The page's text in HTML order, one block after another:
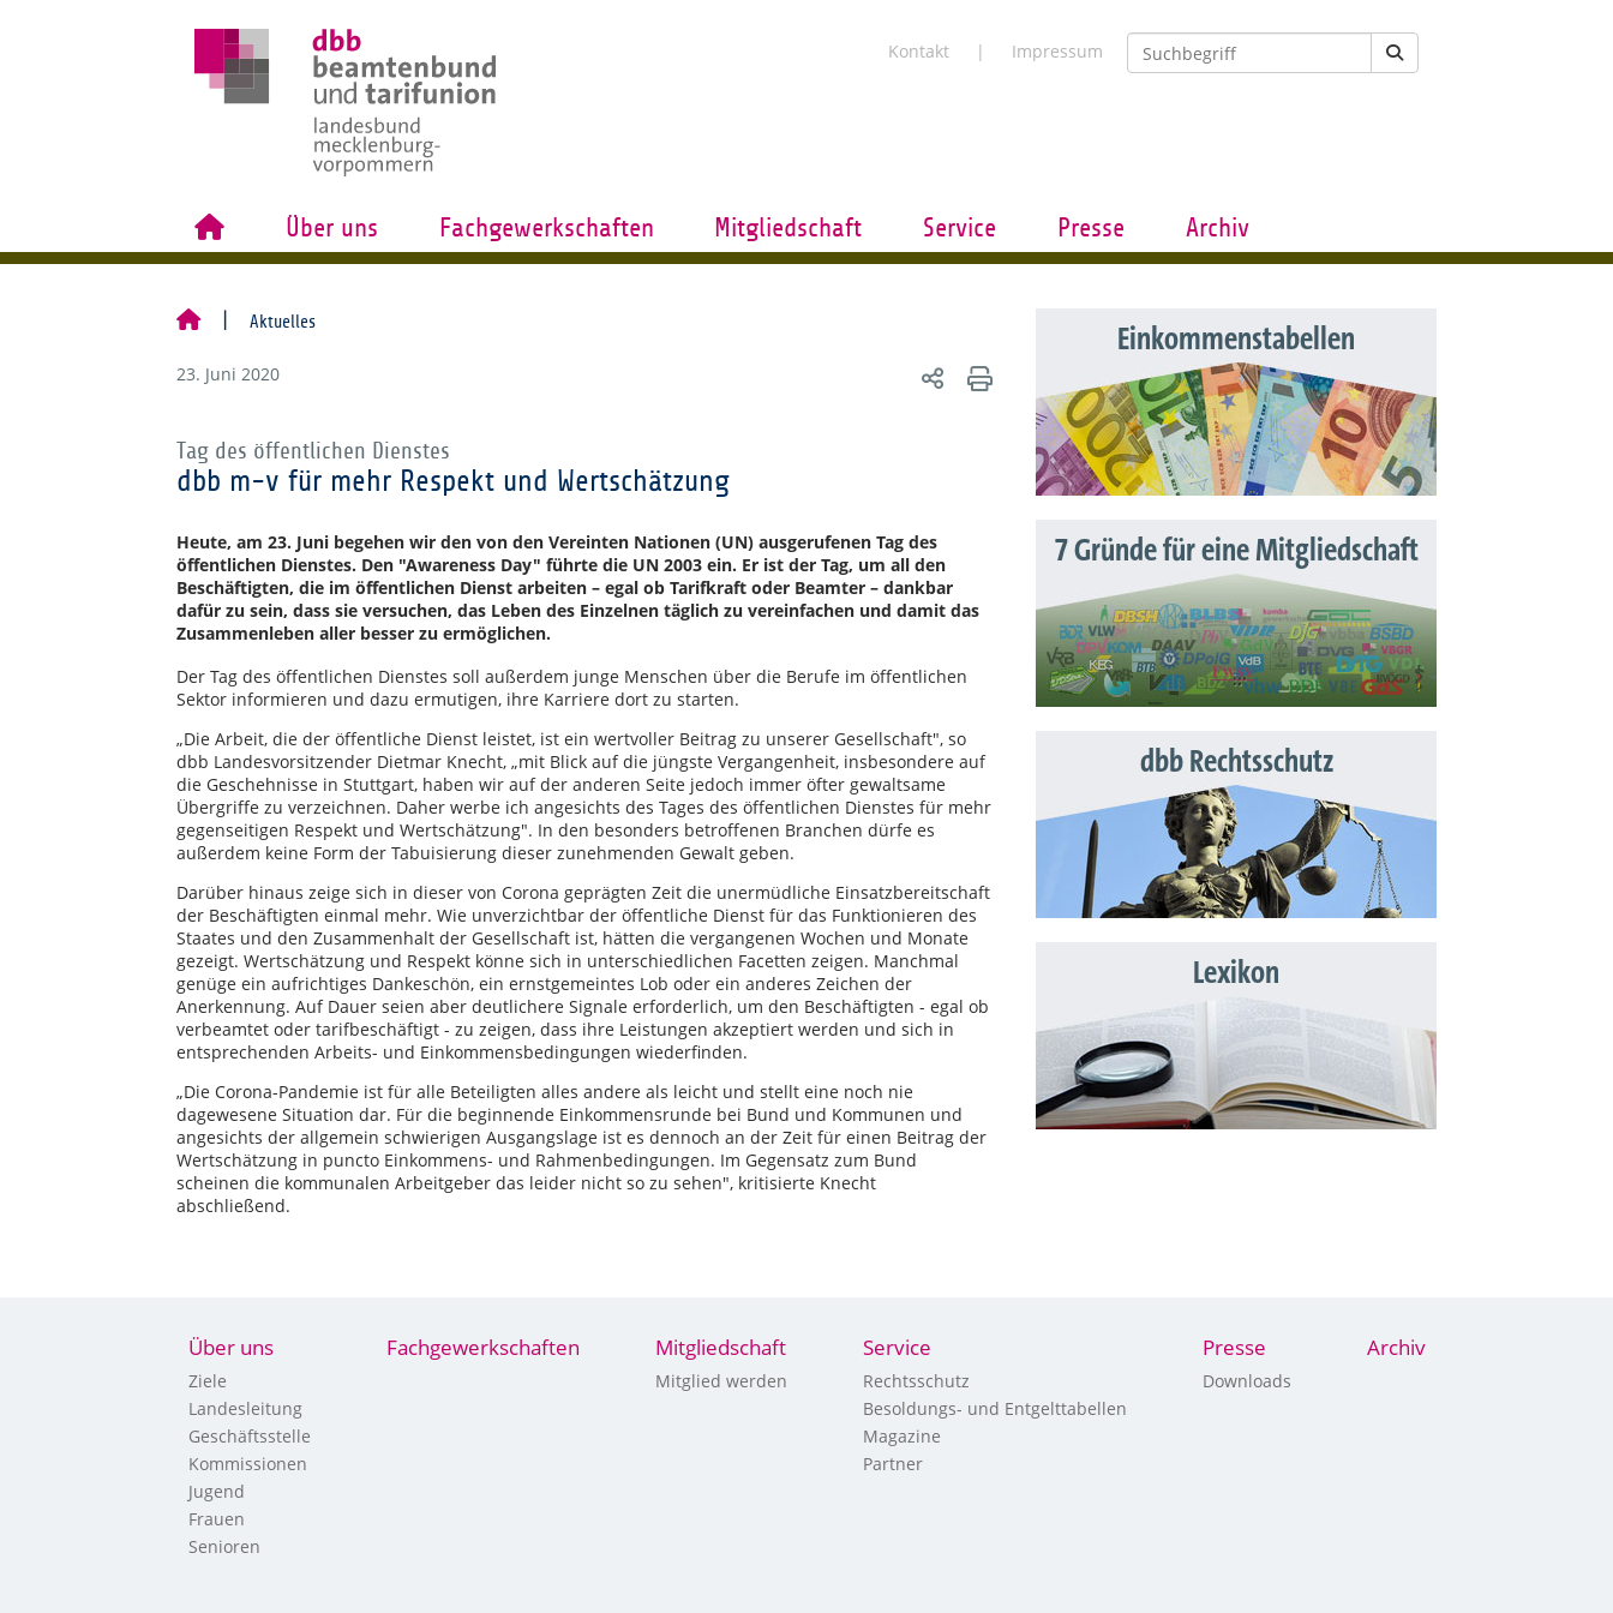
Kontakt Impressum
Über uns Fachgewerkschaften Mitgliedschaft Service Presse Archiv
Aktuelles
23. Juni 2020
Tag des öffentlichen Dienstes
dbb m-v für mehr Respekt und Wertschätzung
Heute, am 23. Juni begehen wir den von den Vereinten Nationen (UN) ausgerufenen Tag des
öffentlichen Dienstes. Den "Awareness Day" führte die UN 2003 ein. Er ist der Tag, um all den
Beschäftigten, die im öffentlichen Dienst arbeiten – egal ob Tarifkraft oder Beamter – dankbar
dafür zu sein, dass sie versuchen, das Leben des Einzelnen täglich zu vereinfachen und damit das
Zusammenleben aller besser zu ermöglichen.
Der Tag des öffentlichen Dienstes soll außerdem junge Menschen über die Berufe im öffentlichen
Sektor informieren und dazu ermutigen, ihre Karriere dort zu starten.
„Die Arbeit, die der öffentliche Dienst leistet, ist ein wertvoller Beitrag zu unserer Gesellschaft", so
dbb Landesvorsitzender Dietmar Knecht, „mit Blick auf die jüngste Vergangenheit, insbesondere auf
die Geschehnisse in Stuttgart, haben wir auf der anderen Seite jedoch immer öfter gewaltsame
Übergriffe zu verzeichnen. Daher werbe ich angesichts des Tages des öffentlichen Dienstes für mehr
gegenseitigen Respekt und Wertschätzung". In den besonders betroffenen Branchen dürfe es
außerdem keine Form der Tabuisierung dieser zunehmenden Gewalt geben.
Darüber hinaus zeige sich in dieser von Corona geprägten Zeit die unermüdliche Einsatzbereitschaft
der Beschäftigten einmal mehr. Wie unverzichtbar der öffentliche Dienst für das Funktionieren des
Staates und den Zusammenhalt der Gesellschaft ist, hätten die vergangenen Wochen und Monate
gezeigt. Wertschätzung und Respekt könne sich in unterschiedlichen Facetten zeigen. Manchmal
genüge ein aufrichtiges Dankeschön, ein ernstgemeintes Lob oder ein anderes Zeichen der
Anerkennung. Auf Dauer seien aber deutlichere Signale erforderlich, um den Beschäftigten - egal ob
verbeamtet oder tarifbeschäftigt - zu zeigen, dass ihre Leistungen akzeptiert werden und sich in
entsprechenden Arbeits- und Einkommensbedingungen wiederfinden.
„Die Corona-Pandemie ist für alle Beteiligten alles andere als leicht und stellt eine noch nie
dagewesene Situation dar. Für die beginnende Einkommensrunde bei Bund und Kommunen und
angesichts der allgemein schwierigen Ausgangslage ist es dennoch an der Zeit für einen Beitrag der
Wertschätzung in puncto Einkommens- und Rahmenbedingungen. Im Gegensatz zum Bund
scheinen die kommunalen Arbeitgeber das leider nicht so zu sehen", kritisierte Knecht
abschließend.
Einkommenstabellen
7 Gründe für eine Mitgliedschaft
dbb Rechtsschutz
Lexikon
Über uns
Ziele
Landesleitung
Geschäftsstelle
Kommissionen
Jugend
Frauen
Senioren
Fachgewerkschaften Mitgliedschaft
Mitglied werden
Service
Rechtsschutz
Besoldungs- und Entgelttabellen
Magazine
Partner
Presse
Downloads
Archiv